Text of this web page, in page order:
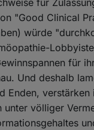
für
"Good Clinical
würde
für
Und deshalb
Enden, verstärken
unter völliger